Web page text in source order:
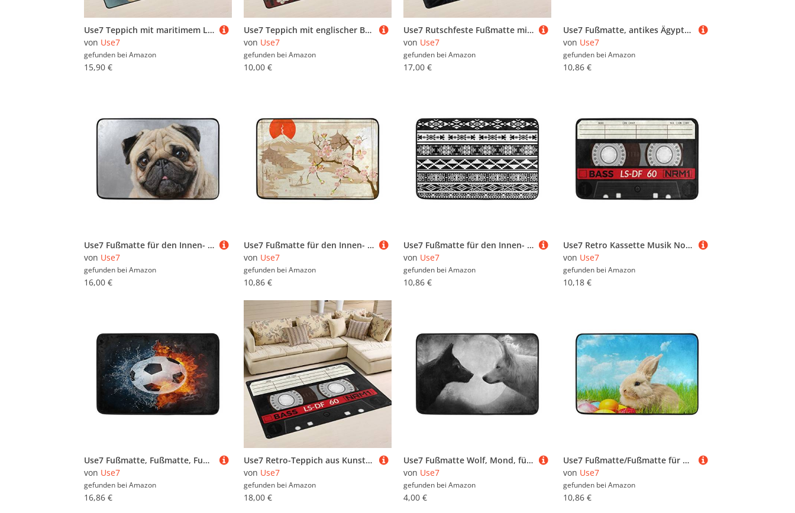
Use7 Teppich mit maritimem Leben, Seestern, Anker, Boot, Muschel, Teppich, rutschfeste Bodenmatte, Fußmatte, Wohnzimmer, Schlafzimmer, 50 x 80 cm
von Use7
gefunden bei Amazon
15,90 €
Use7 Teppich mit englischer Bulldogge, Britische Flagge, rutschfest, Fußmatte, Wohnzimmer, Schlafzimmer, 50 x 80 cm
von Use7
gefunden bei Amazon
10,00 €
Use7 Rutschfeste Fußmatte mit Katzen-Motiv, für Kinderzimmer, Wohnzimmer und Schlafzimmer, Textil, mehrfarbig, 100 x 150 cm(3' x 5' ft)
von Use7
gefunden bei Amazon
17,00 €
Use7 Fußmatte, antikes Ägypten-Kunstwerk, Hieroglyphische Fußmatte, für drinnen und draußen, Fußmatte, Badezimmer, 60 x 40 cm
von Use7
gefunden bei Amazon
10,86 €
Use7 Fußmatte für den Innen- und Außenbereich, Mops-Motiv, 60 x 40 cm
von Use7
gefunden bei Amazon
16,00 €
Use7 Fußmatte für den Innen- und Außenbereich, japanische Halterung, Kirschblüte, 60 x 40 cm
von Use7
gefunden bei Amazon
10,86 €
Use7 Fußmatte für den Innen- und Außenbereich, Azteken-Muster, 60 x 40 cm, Schwarz/Weiß
von Use7
gefunden bei Amazon
10,86 €
Use7 Retro Kassette Musik Note Fußmatte Indoor Outdoor Eingang Fußmatte Badezimmer 60x40cm
von Use7
gefunden bei Amazon
10,18 €
Use7 Fußmatte, Fußmatte, Fußmatte, Fußball, für Innen- und Außenbereich, 60 x 40 cm
von Use7
gefunden bei Amazon
16,86 €
Use7 Retro-Teppich aus Kunststoff, Audio-Kassette, Musikbereich, rutschfeste Bodenmatte, Fußmatten, Wohnzimmer, Schlafzimmer, 50 x 80 cm
von Use7
gefunden bei Amazon
18,00 €
Use7 Fußmatte Wolf, Mond, für Innen- und Außenbereich, 60 x 40 cm, Schwarz / Weiß
von Use7
gefunden bei Amazon
4,00 €
Use7 Fußmatte/Fußmatte für den Innen- und Außenbereich, Kaninchen auf grünem Gras, 60 x 40 cm
von Use7
gefunden bei Amazon
10,86 €